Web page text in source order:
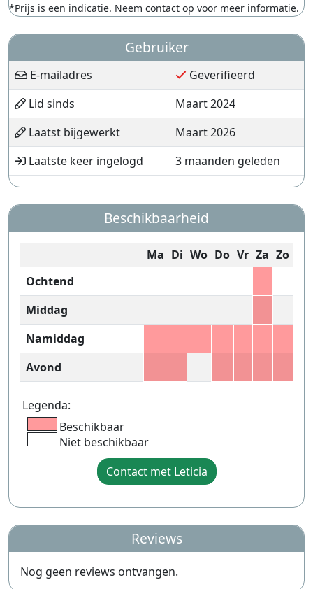
*Prijs is een indicatie. Neem contact op voor meer informatie.
Gebruiker
E-mailadres
Geverifieerd
Lid sinds
Maart 2024
Laatst bijgewerkt
Maart 2026
Laatste keer ingelogd
3 maanden geleden
Beschikbaarheid
Ma Di Wo Do Vr Za Zo
Ochtend
Middag
Namiddag
Avond
Legenda:
Beschikbaar
Niet beschikbaar
Contact met Leticia
Reviews
Nog geen reviews ontvangen.